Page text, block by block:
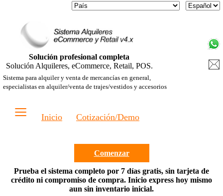
Solución profesional completa
Solución Alquileres, eCommerce, Retail, POS.
Sistema para alquiler y venta de mercancías en general,
especialistas en alquiler/venta de trajes/vestidos y accesorios
≡ Inicio Cotización/Demo
Comenzar
Prueba el sistema completo por 7 días gratis, sin tarjeta de
crédito ni compromiso de compra. Inicio express hoy mismo
aun sin inventario inicial.